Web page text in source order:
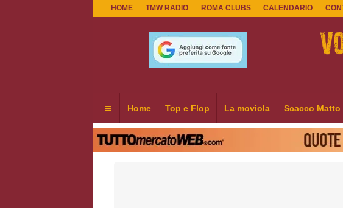
HOME TMW RADIO ROMA CLUBS CALENDARIO
Home Top e Flop La moviola Scacco Matto